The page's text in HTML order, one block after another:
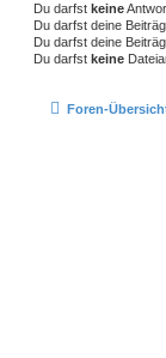
Du darfst keine
Du darfst deine
Du darfst deine
Du darfst keine
Foren-